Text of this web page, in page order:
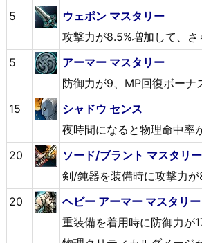
5
ウェポン マスタリー
攻撃力が8.5%増加して、さ
5
アーマー マスタリー
防御力が9、MP回復ボーナ
15
シャドウ センス
夜時間になると物理命中率
20
ソード/ブラント マスタリー
剣/鈍器を装備時に攻撃力が
20
ヘビー アーマー マスタリー
重装備を着用時に防御力が